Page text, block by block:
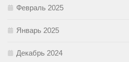
Февраль 2025
Январь 2025
Декабрь 2024